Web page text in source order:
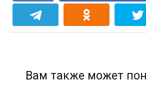
Вам также может